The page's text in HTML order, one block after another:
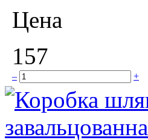
Цена
157
– +